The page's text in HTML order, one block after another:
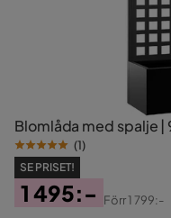
Blomlåda med spalje |
(1)
SE PRISET!
1 495:-
Förr1 799:-